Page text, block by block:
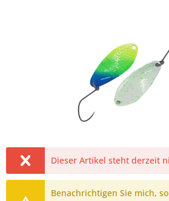
Dieser Artikel steht derzeit
Benachrichtigen Sie mich,